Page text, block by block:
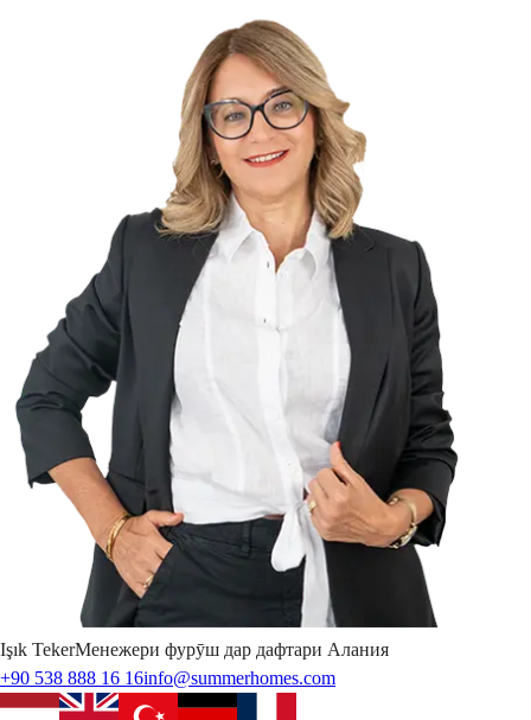
Işık TekerМенежери фурӯш дар дафтари Алания
+90 538 888 16 16info@summerhomes.com